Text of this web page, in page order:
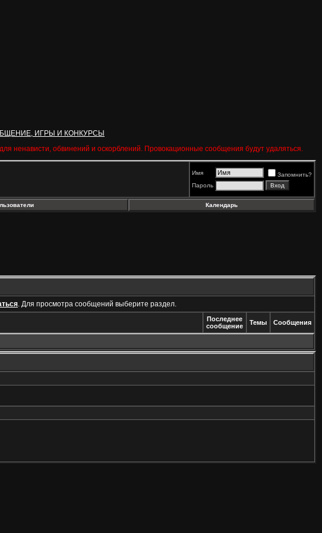
ИГРЫ И КОНКУРСЫ
ненависти, обвинений и оскорблений. Провокационные сообщения будут удаляться.
Имя
Запомнить?
Пароль
Календарь
. Для просмотра сообщений выберите раздел.
Последнее
сообщение
Темы Сообщения